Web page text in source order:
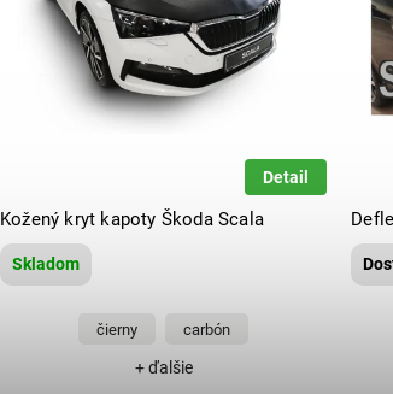
Kožený kryt kapoty Škoda Scala
Skladom
Detail
čierny carbón
+ ďalšie